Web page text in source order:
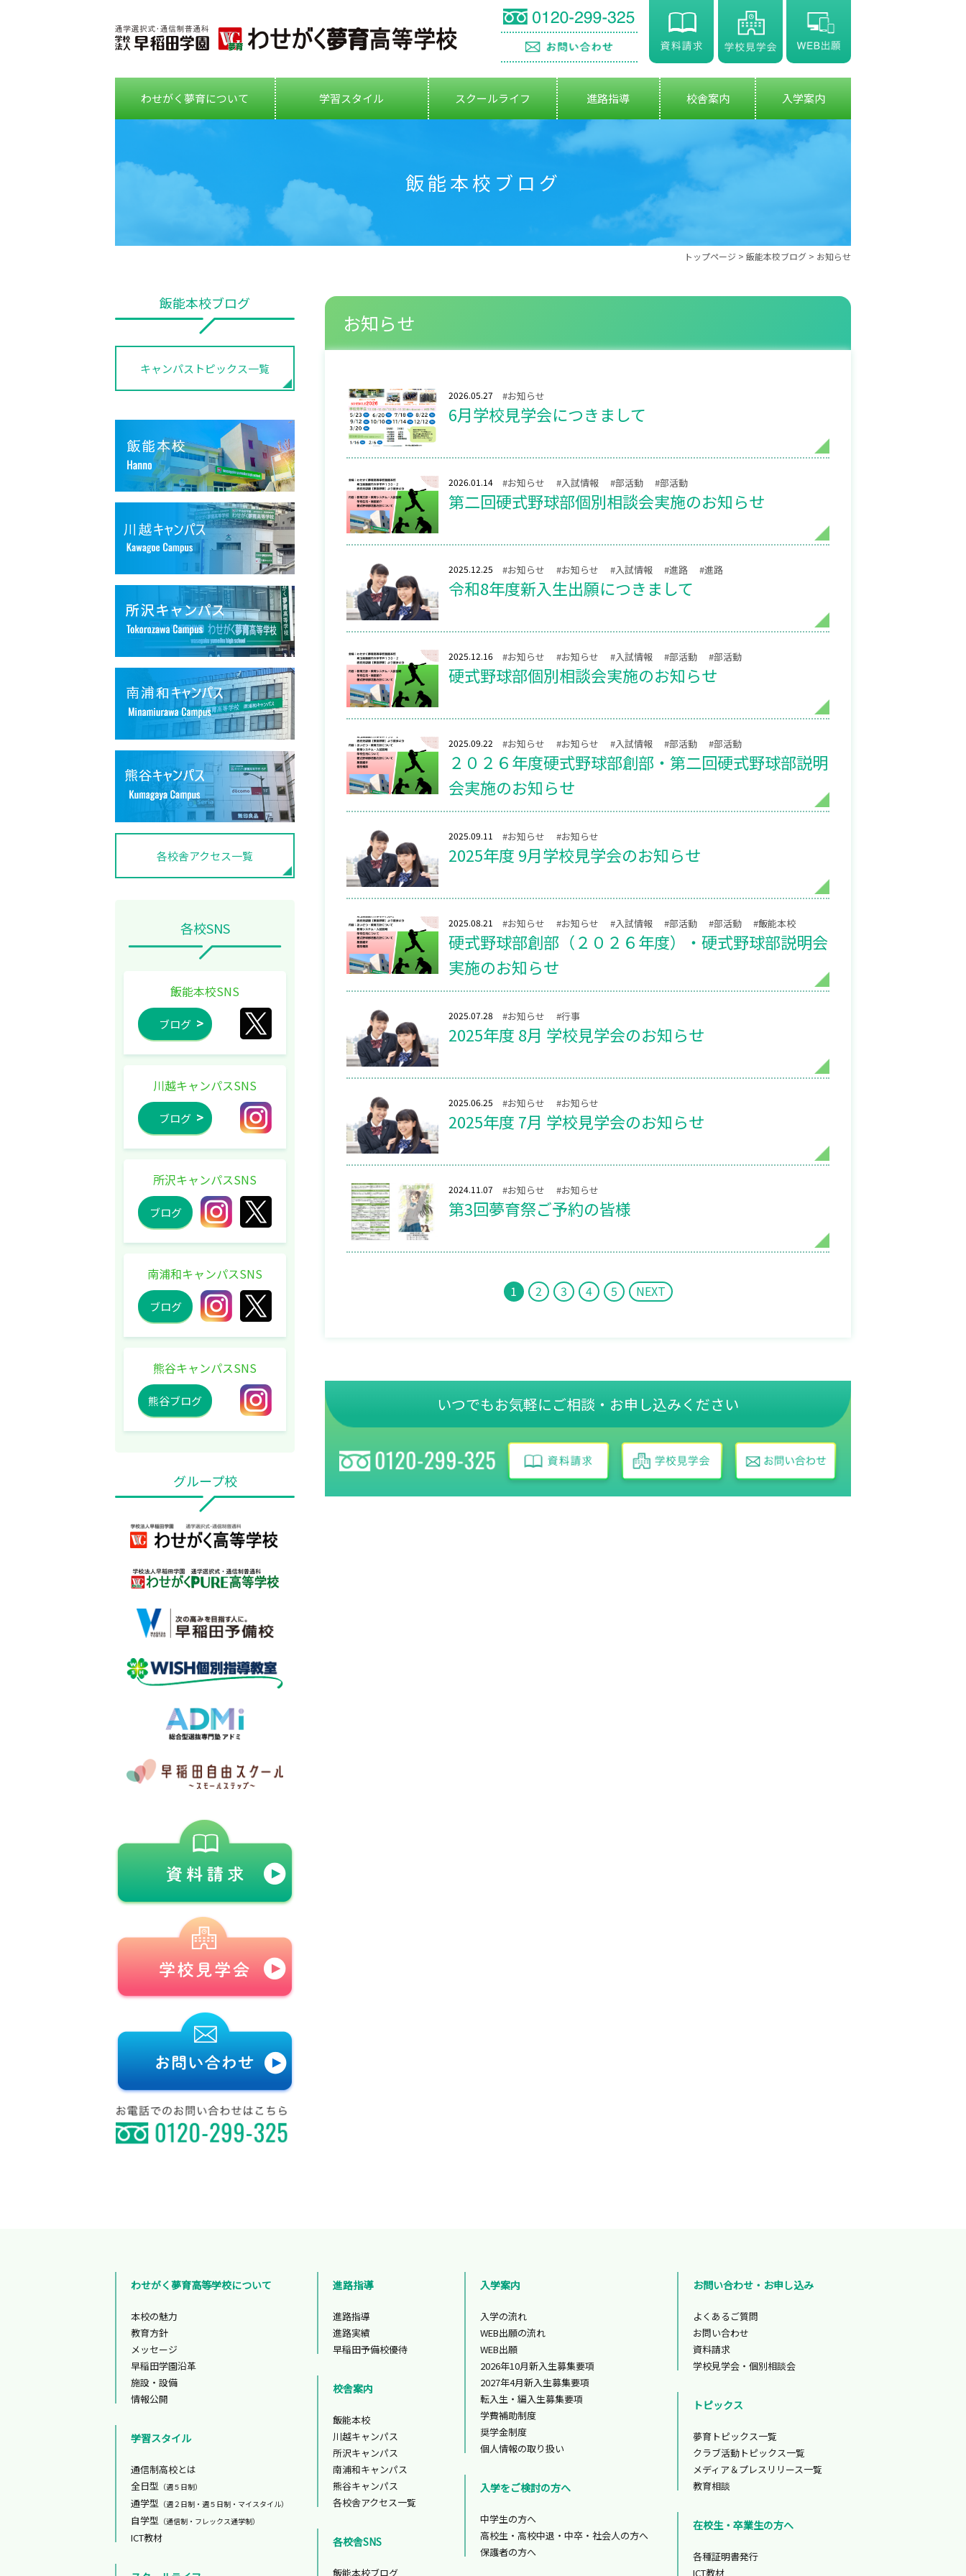
わせがく夢育について 学習スタイル スクールライフ 進路指導 校舎案内 入学案内
飯能本校ブログ
トップページ > 飯能本校ブログ > お知らせ
飯能本校ブログ
キャンパストピックス一覧
各校舎アクセス一覧
各校SNS
飯能本校SNS
ブログ
川越キャンパスSNS
ブログ
所沢キャンパスSNS
ブログ
南浦和キャンパスSNS
ブログ
熊谷キャンパスSNS
熊谷ブログ
グループ校
お知らせ
2026.05.27 #お知らせ
6月学校見学会につきまして
2026.01.14 #お知らせ #入試情報 #部活動 #部活動
第二回硬式野球部個別相談会実施のお知らせ
2025.12.25 #お知らせ #お知らせ #入試情報 #進路 #進路
令和8年度新入生出願につきまして
2025.12.16 #お知らせ #お知らせ #入試情報 #部活動 #部活動
硬式野球部個別相談会実施のお知らせ
2025.09.22 #お知らせ #お知らせ #入試情報 #部活動 #部活動
２０２６年度硬式野球部創部・第二回硬式野球部説明
会実施のお知らせ
2025.09.11 #お知らせ #お知らせ
2025年度 9月学校見学会のお知らせ
2025.08.21 #お知らせ #お知らせ #入試情報 #部活動 #部活動 #飯能本校
硬式野球部創部（２０２６年度）・硬式野球部説明会
実施のお知らせ
2025.07.28 #お知らせ #行事
2025年度 8月 学校見学会のお知らせ
2025.06.25 #お知らせ #お知らせ
2025年度 7月 学校見学会のお知らせ
2024.11.07 #お知らせ #お知らせ
第3回夢育祭ご予約の皆様
1 2 3 4 5 NEXT
いつでもお気軽にご相談・お申し込みください
わせがく夢育高等学校について
本校の魅力
教育方針
メッセージ
早稲田学園沿革
施設・設備
情報公開
学習スタイル
通信制高校とは
全日型 （週５日制）
通学型 （週２日制・週５日制・マイスタイル）
自学型 （通信制・フレックス通学制）
ICT教材
進路指導
進路指導
進路実績
早稲田予備校優待
校舎案内
飯能本校
川越キャンパス
所沢キャンパス
南浦和キャンパス
熊谷キャンパス
各校舎アクセス一覧
各校舎SNS
飯能本校ブログ
入学案内
入学の流れ
WEB出願の流れ
WEB出願
2026年10月新入生募集要項
2027年4月新入生募集要項
転入生・編入生募集要項
学費補助制度
奨学金制度
個人情報の取り扱い
入学をご検討の方へ
中学生の方へ
高校生・高校中退・中卒・社会人の方へ
保護者の方へ
お問い合わせ・お申し込み
よくあるご質問
お問い合わせ
資料請求
学校見学会・個別相談会
トピックス
夢育トピックス一覧
クラブ活動トピックス一覧
メディア＆プレスリリース一覧
教育相談
在校生・卒業生の方へ
各種証明書発行
ICT教材